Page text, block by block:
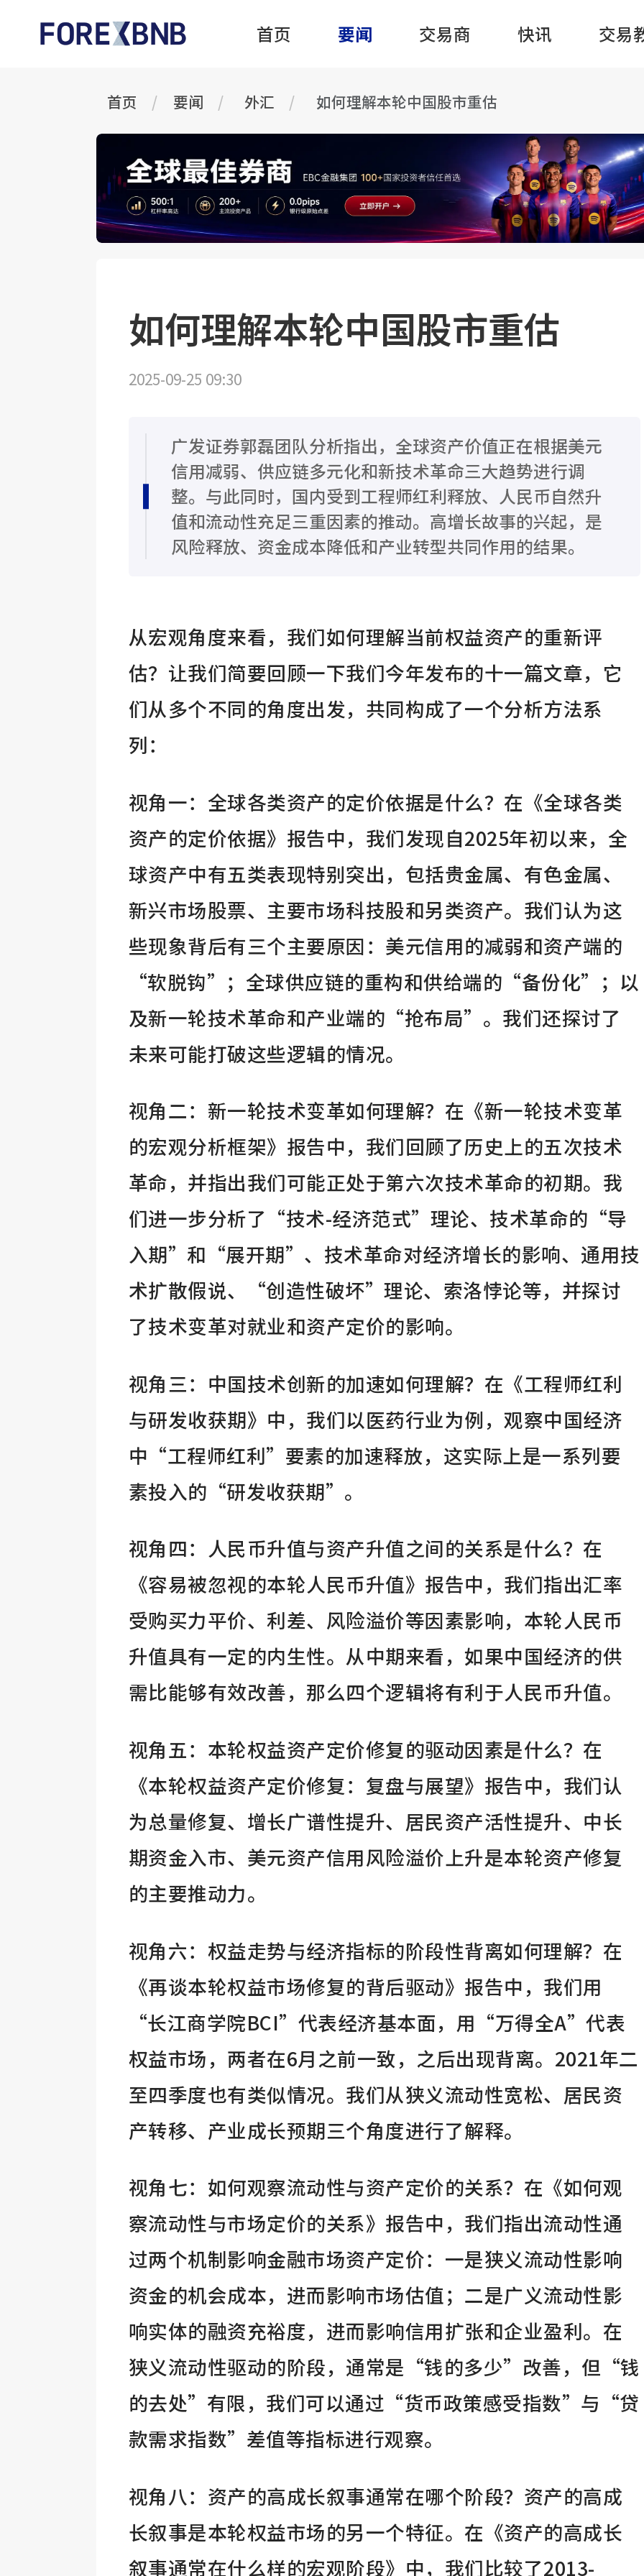
首页 要闻 交易商 快讯 交易
首页 要闻 外汇 如何理解本轮中国股市重估
如何理解本轮中国股市重估
2025-09-25 09:30
广发证券郭磊团队分析指出，全球资产价值正在根据美元
信用减弱、供应链多元化和新技术革命三大趋势进行调
整。与此同时，国内受到工程师红利释放、人民币自然升
值和流动性充足三重因素的推动。高增长故事的兴起，是
风险释放、资金成本降低和产业转型共同作用的结果。
从宏观角度来看，我们如何理解当前权益资产的重新评
估？让我们简要回顾一下我们今年发布的十一篇文章，它
们从多个不同的角度出发，共同构成了一个分析方法系
列：
视角一：全球各类资产的定价依据是什么？在《全球各类
资产的定价依据》报告中，我们发现自2025年初以来，全
球资产中有五类表现特别突出，包括贵金属、有色金属、
新兴市场股票、主要市场科技股和另类资产。我们认为这
些现象背后有三个主要原因：美元信用的减弱和资产端的
“软脱钩”；全球供应链的重构和供给端的“备份化”；以
及新一轮技术革命和产业端的“抢布局”。我们还探讨了
未来可能打破这些逻辑的情况。
视角二：新一轮技术变革如何理解？在《新一轮技术变革
的宏观分析框架》报告中，我们回顾了历史上的五次技术
革命，并指出我们可能正处于第六次技术革命的初期。我
们进一步分析了“技术-经济范式”理论、技术革命的“导
入期”和“展开期”、技术革命对经济增长的影响、通用技
术扩散假说、“创造性破坏”理论、索洛悖论等，并探讨
了技术变革对就业和资产定价的影响。
视角三：中国技术创新的加速如何理解？在《工程师红利
与研发收获期》中，我们以医药行业为例，观察中国经济
中“工程师红利”要素的加速释放，这实际上是一系列要
素投入的“研发收获期”。
视角四：人民币升值与资产升值之间的关系是什么？在
《容易被忽视的本轮人民币升值》报告中，我们指出汇率
受购买力平价、利差、风险溢价等因素影响，本轮人民币
升值具有一定的内生性。从中期来看，如果中国经济的供
需比能够有效改善，那么四个逻辑将有利于人民币升值。
视角五：本轮权益资产定价修复的驱动因素是什么？在
《本轮权益资产定价修复：复盘与展望》报告中，我们认
为总量修复、增长广谱性提升、居民资产活性提升、中长
期资金入市、美元资产信用风险溢价上升是本轮资产修复
的主要推动力。
视角六：权益走势与经济指标的阶段性背离如何理解？在
《再谈本轮权益市场修复的背后驱动》报告中，我们用
“长江商学院BCI”代表经济基本面，用“万得全A”代表
权益市场，两者在6月之前一致，之后出现背离。2021年二
至四季度也有类似情况。我们从狭义流动性宽松、居民资
产转移、产业成长预期三个角度进行了解释。
视角七：如何观察流动性与资产定价的关系？在《如何观
察流动性与市场定价的关系》报告中，我们指出流动性通
过两个机制影响金融市场资产定价：一是狭义流动性影响
资金的机会成本，进而影响市场估值；二是广义流动性影
响实体的融资充裕度，进而影响信用扩张和企业盈利。在
狭义流动性驱动的阶段，通常是“钱的多少”改善，但“钱
的去处”有限，我们可以通过“货币政策感受指数”与“贷
款需求指数”差值等指标进行观察。
视角八：资产的高成长叙事通常在哪个阶段？资产的高成
长叙事是本轮权益市场的另一个特征。在《资产的高成长
叙事通常在什么样的宏观阶段》中，我们比较了2013-